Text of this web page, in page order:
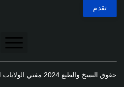
تنصل
سياسة الخصوصية
حقوق النسخ والطبع 2024 مفتي الولايات الفدرالية الماليزية